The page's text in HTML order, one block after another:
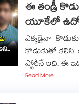
ఈ తండ్రీ
యూకేలో
ఎక్కడైనా
కొడుకుతో కలిసి
స్టోరీనే ఇది. ఈ
Read More